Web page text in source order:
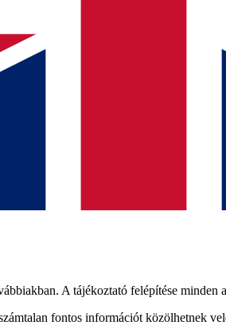
A tájékoztató felépítése minden
fontos információt közölhetnek